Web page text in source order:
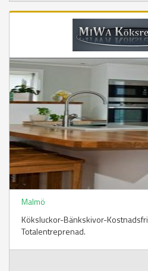
Malmö
Köksluckor-Bänkskivor-
Totalentreprenad.